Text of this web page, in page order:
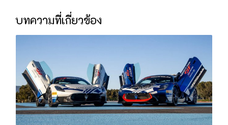
บทความที่เกี่ยวข้อง